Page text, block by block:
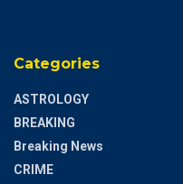
Categories
ASTROLOGY
BREAKING
Breaking News
CRIME